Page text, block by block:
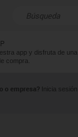
app y disfruta de
compra.
o empresa? Inicia
Resultados de